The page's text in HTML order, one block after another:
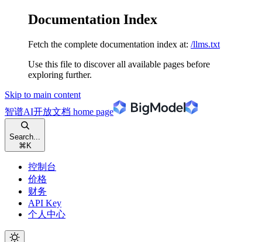
Documentation Index
Fetch the complete documentation index at: /llms.txt
Use this file to discover all available pages before
exploring further.
Skip to main content
智谱AI开放文档 home page
Search...
⌘ K
控制台
价格
财务
API Key
个人中心